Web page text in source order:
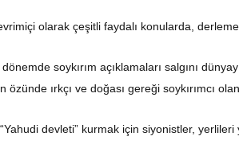
olarak çeşitli faydalı konularda,
soykırım açıklamaları salgını
özünde ırkçı ve doğası gereği soykırımcı
devleti” kurmak için siyonistler,